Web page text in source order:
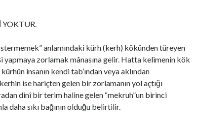
YOKTUR.
anlamındaki kürh (kerh) kökünden türeyen
yapmaya zorlamak mânasına gelir. Hatta kelimenin kök
insanın kendi tab’ından veya aklından
ise hariçten gelen bir zorlamanın yol açtığı
dinî bir terim haline gelen “mekruh”un birinci
daha sıkı bağının olduğu belirtilir.